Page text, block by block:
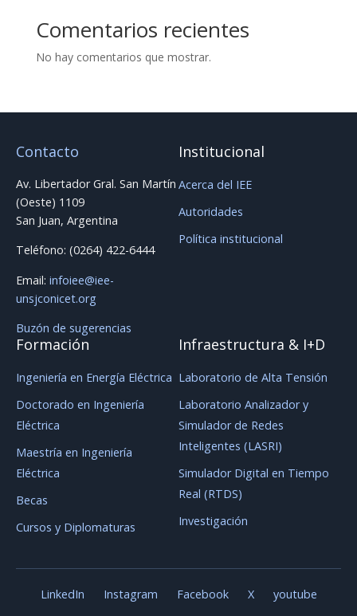
Comentarios recientes
No hay comentarios que mostrar.
Contacto
Av. Libertador Gral. San Martín
(Oeste) 1109
San Juan, Argentina
Teléfono: (0264) 422-6444
Email: infoiee@iee-
unsjconicet.org
Buzón de sugerencias
Institucional
Acerca del IEE
Autoridades
Política institucional
Formación
Ingeniería en Energía Eléctrica
Doctorado en Ingeniería
Eléctrica
Maestría en Ingeniería
Eléctrica
Becas
Cursos y Diplomaturas
Infraestructura & I+D
Laboratorio de Alta Tensión
Laboratorio Analizador y
Simulador de Redes
Inteligentes (LASRI)
Simulador Digital en Tiempo
Real (RTDS)
Investigación
LinkedIn Instagram Facebook X
youtube